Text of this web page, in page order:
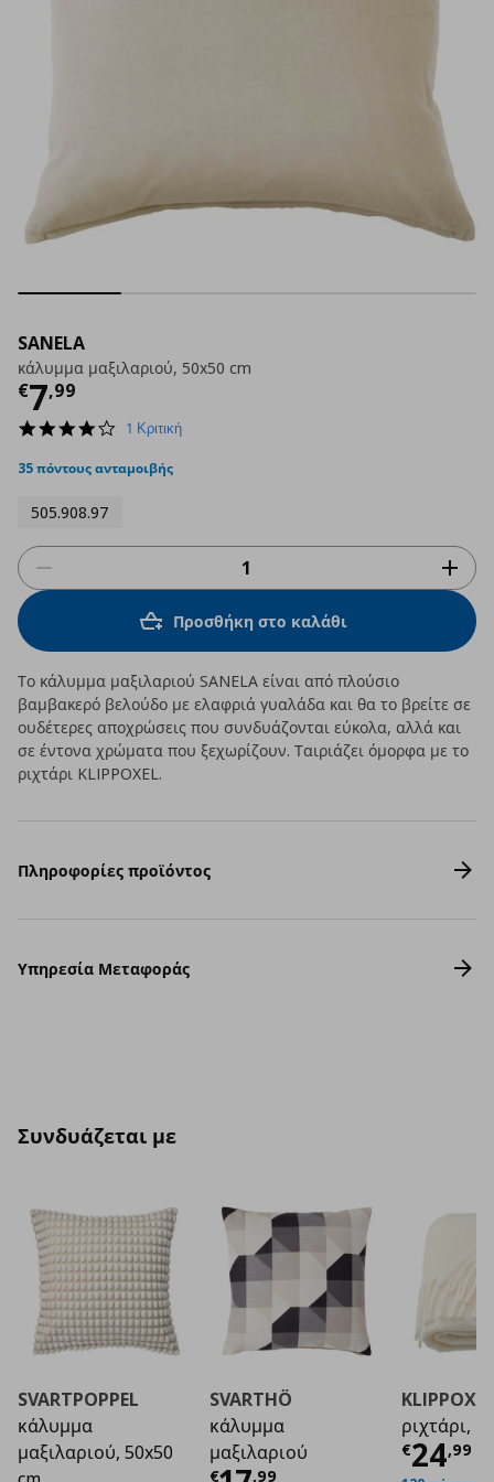
SANELA
κάλυμμα μαξιλαριού, 50x50 cm
€7,99
Τρέχουσα τιμή
4.0
rating
1 Κριτική
35 πόντους ανταμοιβής
505.908.97
Προσθήκη στο καλάθι
Το κάλυμμα μαξιλαριού SANELA είναι από πλούσιο
βαμβακερό βελούδο με ελαφριά γυαλάδα και θα το βρείτε σε
ουδέτερες αποχρώσεις που συνδυάζονται εύκολα, αλλά και
σε έντονα χρώματα που ξεχωρίζουν. Ταιριάζει όμορφα με το
ριχτάρι KLIPPOXEL.
Πληροφορίες προϊόντος
Υπηρεσία Μεταφοράς
Συνδυάζεται με
SVARTPOPPEL
κάλυμμα
μαξιλαριού, 50x50
SVARTHÖ
κάλυμμα
μαξιλαριού
€ ,99
KLIPPOXEL
ριχτάρι,
€24,99